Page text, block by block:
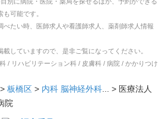
別に病院・医院・薬局を探せるほか、予約ができる
可能です。
べたい時、医師求人や看護師求人、薬剤師求人情報
していますので、是非ご覧になってください。
/ リハビリテーション科 / 皮膚科 / 病院 / かかりつけ
> 板橋区 > 内科 脳神経外科... > 医療法人
院